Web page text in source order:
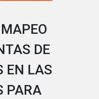
DE
EN LAS
PARA